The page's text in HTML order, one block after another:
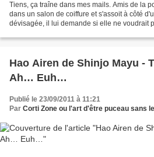
Tiens, ça traîne dans mes mails. Amis de la
dans un salon de coiffure et s'assoit à côté
dévisagée, il lui demande si elle ne voudrait
Hao Airen de Shinjo Mayu -
Ah… Euh…
Publié le 23/09/2011 à 11:21
Par Corti Zone ou l'art d'être puceau sans